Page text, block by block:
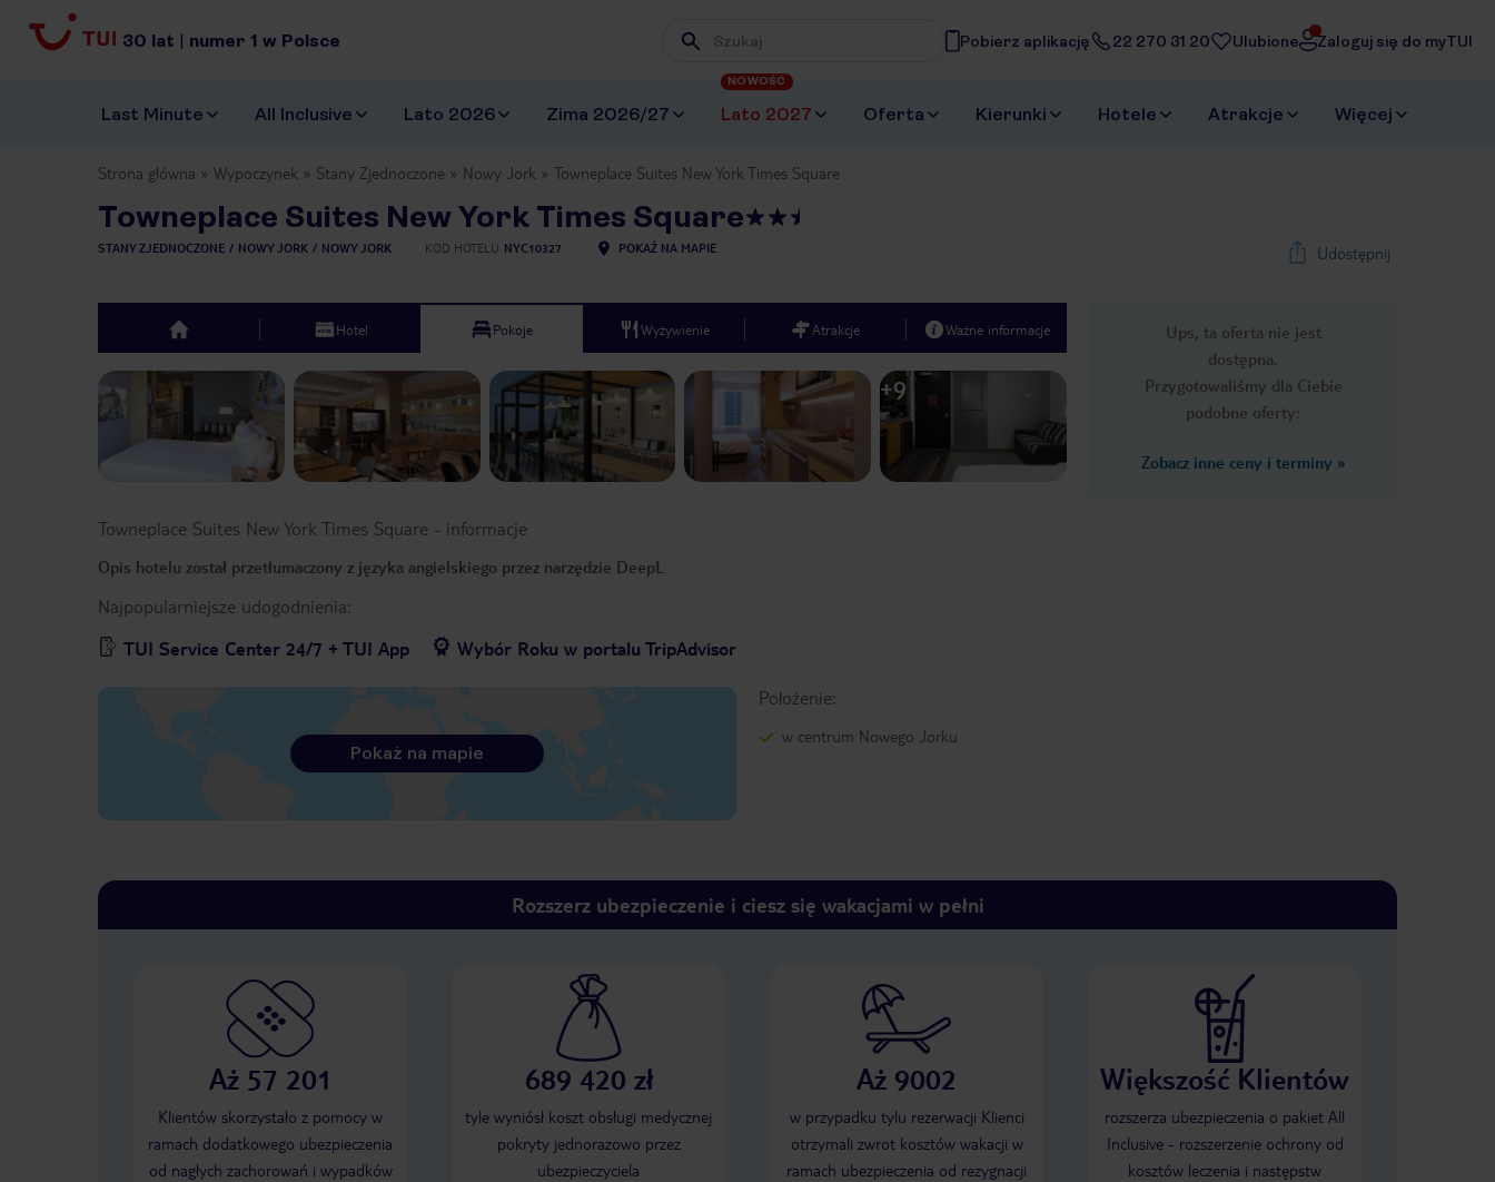
30 lat | numer 1 w Polsce Wpisz frazę, której szukasz
Pobierz aplikację 22 270 31 20 Ulubione Zaloguj się do myTUI
Last Minute All Inclusive Lato 2026 Zima 2026/27 Lato 2027
NOWOŚĆ
Oferta Kierunki Hotele Atrakcje Więcej
Strona główna Wypoczynek Stany Zjednoczone Nowy Jork Towneplace Suites New York Times Square
Towneplace Suites New York Times Square
STANY ZJEDNOCZONE NOWY JORK NOWY JORK KOD HOTELU NYC10327 POKAŻ NA MAPIE Udostępnij
Ups, ta oferta nie jest
dostępna.
Przygotowaliśmy dla Ciebie
podobne oferty:
Zobacz inne ceny i terminy »
top Hotel Pokoje Wyżywienie Atrakcje Ważne informacje
Previous slide Next slide
1 /15
+9
Towneplace Suites New York Times Square - informacje
Opis hotelu został przetłumaczony z języka angielskiego przez narzędzie DeepL
Najpopularniejsze udogodnienia:
TUI Service Center 24/7 + TUI App
Wybór Roku w portalu TripAdvisor
Położenie:
w centrum Nowego Jorku
Pokaż na mapie
Rozszerz ubezpieczenie i ciesz się wakacjami w pełni
Aż 57 201
Klientów skorzystało z pomocy w
ramach dodatkowego ubezpieczenia
od nagłych zachorowań i wypadków
689 420 zł
tyle wyniósł koszt obsługi medycznej
pokryty jednorazowo przez
ubezpieczyciela
Aż 9002
w przypadku tylu rezerwacji Klienci
otrzymali zwrot kosztów wakacji w
ramach ubezpieczenia od rezygnacji
Większość Klientów
rozszerza ubezpieczenia o pakiet All
Inclusive - rozszerzenie ochrony od
kosztów leczenia i następstw